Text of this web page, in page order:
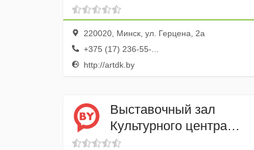
220020, Минск, ул. Герцена, 2а
+375 (17) 236-55-...
http://artdk.by
Выставочный зал
Культурного центра
Белорусского Фонда